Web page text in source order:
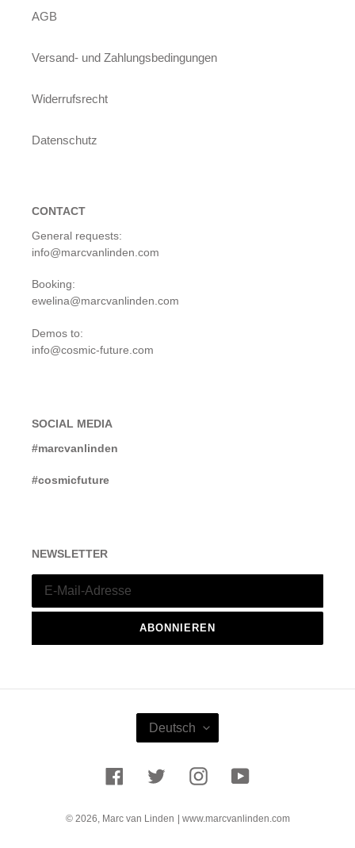
AGB
Versand- und Zahlungsbedingungen
Widerrufsrecht
Datenschutz
CONTACT
General requests:
info@marcvanlinden.com
Booking:
ewelina@marcvanlinden.com
Demos to:
info@cosmic-future.com
SOCIAL MEDIA
#marcvanlinden
#cosmicfuture
NEWSLETTER
ABONNIEREN
Deutsch
Facebook Twitter InstagramYouTube
© 2026, Marc van Linden | www.marcvanlinden.com